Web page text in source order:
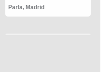
Parla, Madrid